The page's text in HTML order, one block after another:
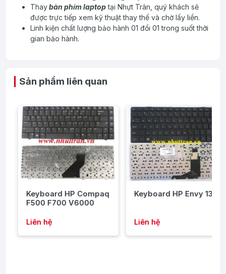
Thaybàn phím laptoptại Nhựt Trân, quý khách sẽ
được trực tiếp xem kỹ thuật thay thế và chờ lấy liền.
Linh kiện chất lượng bảo hành 01 đổi 01 trong suốt thời
gian bảo hành.
Sản phẩm liên quan
Keyboard HP Compaq
F500 F700 V6000
Liên hệ
Keyboard HP Envy 13
Liên hệ